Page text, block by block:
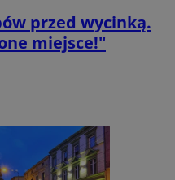
przed wycinką.
miejsce!"